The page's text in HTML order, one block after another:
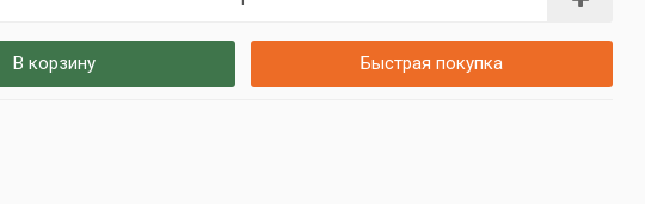
В корзину Быстрая покупка